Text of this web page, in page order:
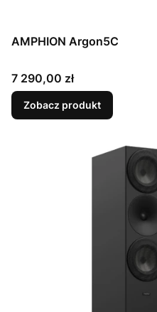
AMPHION Argon5C
Cena
7 290,00 zł
Zobacz produkt